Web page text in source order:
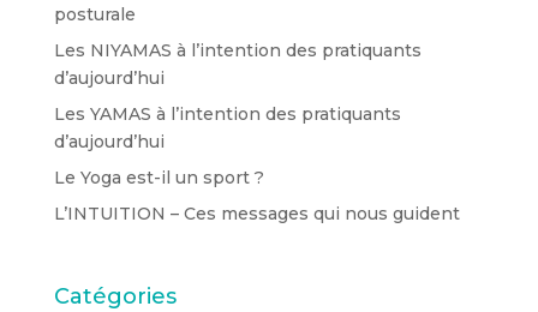
posturale
Les NIYAMAS à l’intention des pratiquants
d’aujourd’hui
Les YAMAS à l’intention des pratiquants
d’aujourd’hui
Le Yoga est-il un sport ?
L’INTUITION – Ces messages qui nous guident
Catégories